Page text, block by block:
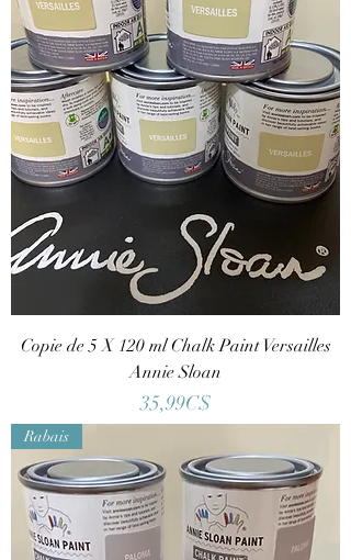
Copie de 5 X 120 ml Chalk Paint Versailles
Annie Sloan
Price
35,99C$
Rabais